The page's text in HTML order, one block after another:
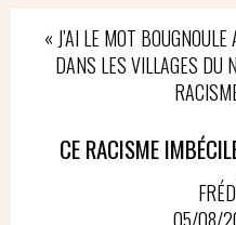
« J’AI LE MOT
DANS LES VILLAGES DU
CE RACISME
05/08/